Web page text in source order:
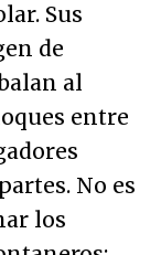
Sus
de
al
entre
No es
los